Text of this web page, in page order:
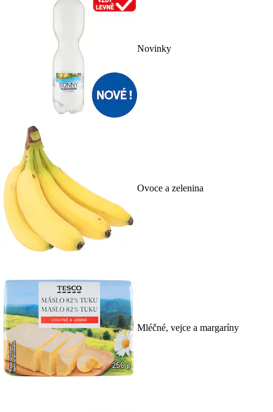
Novinky
Ovoce a zelenina
Mléčné, vejce a margaríny